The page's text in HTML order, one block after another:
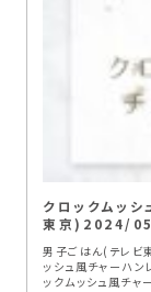
クロックムッ
東京)2024/
男子ごはん(テレビ
ッシュ風チャーハ
ックムッシュ風チ